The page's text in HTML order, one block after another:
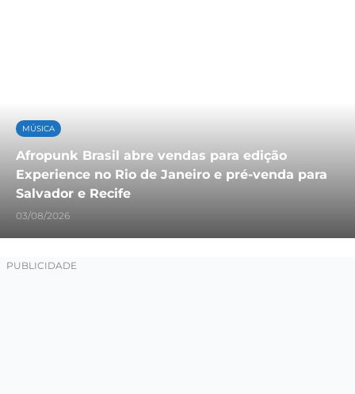
MÚSICA
Afropunk Brasil abre vendas para edição
Experience no Rio de Janeiro e pré-venda para
Salvador e Recife
03/08/2026